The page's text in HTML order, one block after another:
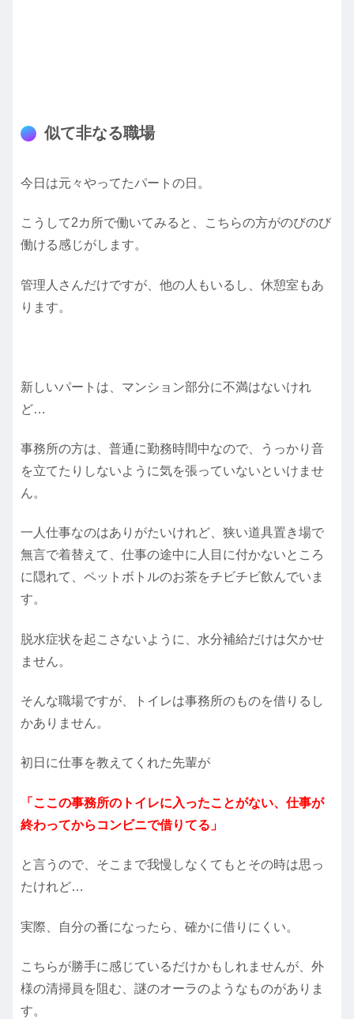
似て非なる職場
今日は元々やってたパートの日。
こうして2カ所で働いてみると、こちらの方がのびのび
働ける感じがします。
管理人さんだけですが、他の人もいるし、休憩室もあ
ります。
新しいパートは、マンション部分に不満はないけれ
ど…
事務所の方は、普通に勤務時間中なので、うっかり音
を立てたりしないように気を張っていないといけませ
ん。
一人仕事なのはありがたいけれど、狭い道具置き場で
無言で着替えて、仕事の途中に人目に付かないところ
に隠れて、ペットボトルのお茶をチビチビ飲んでいま
す。
脱水症状を起こさないように、水分補給だけは欠かせ
ません。
そんな職場ですが、トイレは事務所のものを借りるし
かありません。
初日に仕事を教えてくれた先輩が
「ここの事務所のトイレに入ったことがない、仕事が
終わってからコンビニで借りてる」
と言うので、そこまで我慢しなくてもとその時は思っ
たけれど…
実際、自分の番になったら、確かに借りにくい。
こちらが勝手に感じているだけかもしれませんが、外
様の清掃員を阻む、謎のオーラのようなものがありま
す。